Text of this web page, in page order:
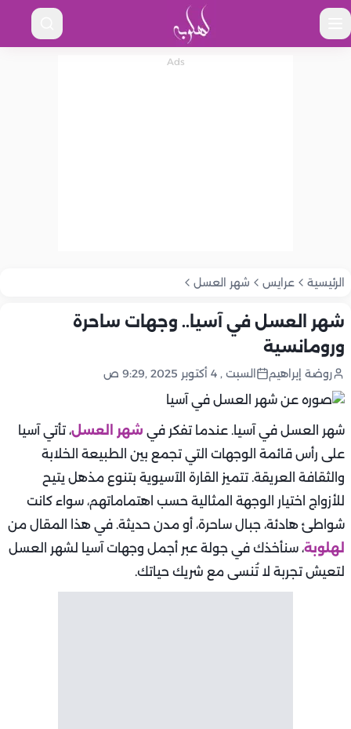
الرئيسية عرايس شهر العسل
شهر العسل في آسيا.. وجهات ساحرة
ورومانسية
روضة إبراهيم السبت , 4 أكتوبر 2025 ,9:29 ص
شهر العسل في آسيا. عندما تفكر في شهر العسل، تأتي آسيا
على رأس قائمة الوجهات التي تجمع بين الطبيعة الخلابة
والثقافة العريقة. تتميز القارة الآسيوية بتنوع مذهل يتيح
للأزواج اختيار الوجهة المثالية حسب اهتماماتهم، سواء كانت
شواطئ هادئة، جبال ساحرة، أو مدن حديثة. في هذا المقال من
لهلوبة، سنأخذك في جولة عبر أجمل وجهات آسيا لشهر العسل
لتعيش تجربة لا تُنسى مع شريك حياتك.